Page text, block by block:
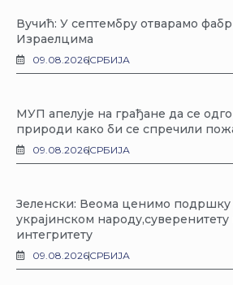
Вучић: У септембру отварамо
Израелцима
09.08.2026СРБИЈА
МУП апелује на грађане да се
природи како би се спречили
09.08.2026СРБИЈА
Зеленски: Веома ценимо подршку
украјинском
интегритету
09.08.2026СРБИЈА